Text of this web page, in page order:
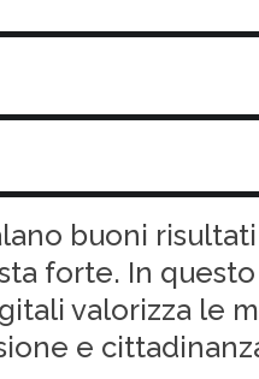
buoni
forte. In
valorizza le
e